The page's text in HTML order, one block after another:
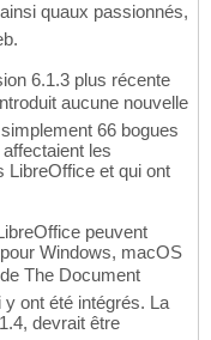
quaux passionnés,
6.1.3 plus récente
aucune nouvelle
66 bogues
les
LibreOffice et qui ont
peuvent
Windows, macOS
The Document
ont été intégrés. La
devrait être